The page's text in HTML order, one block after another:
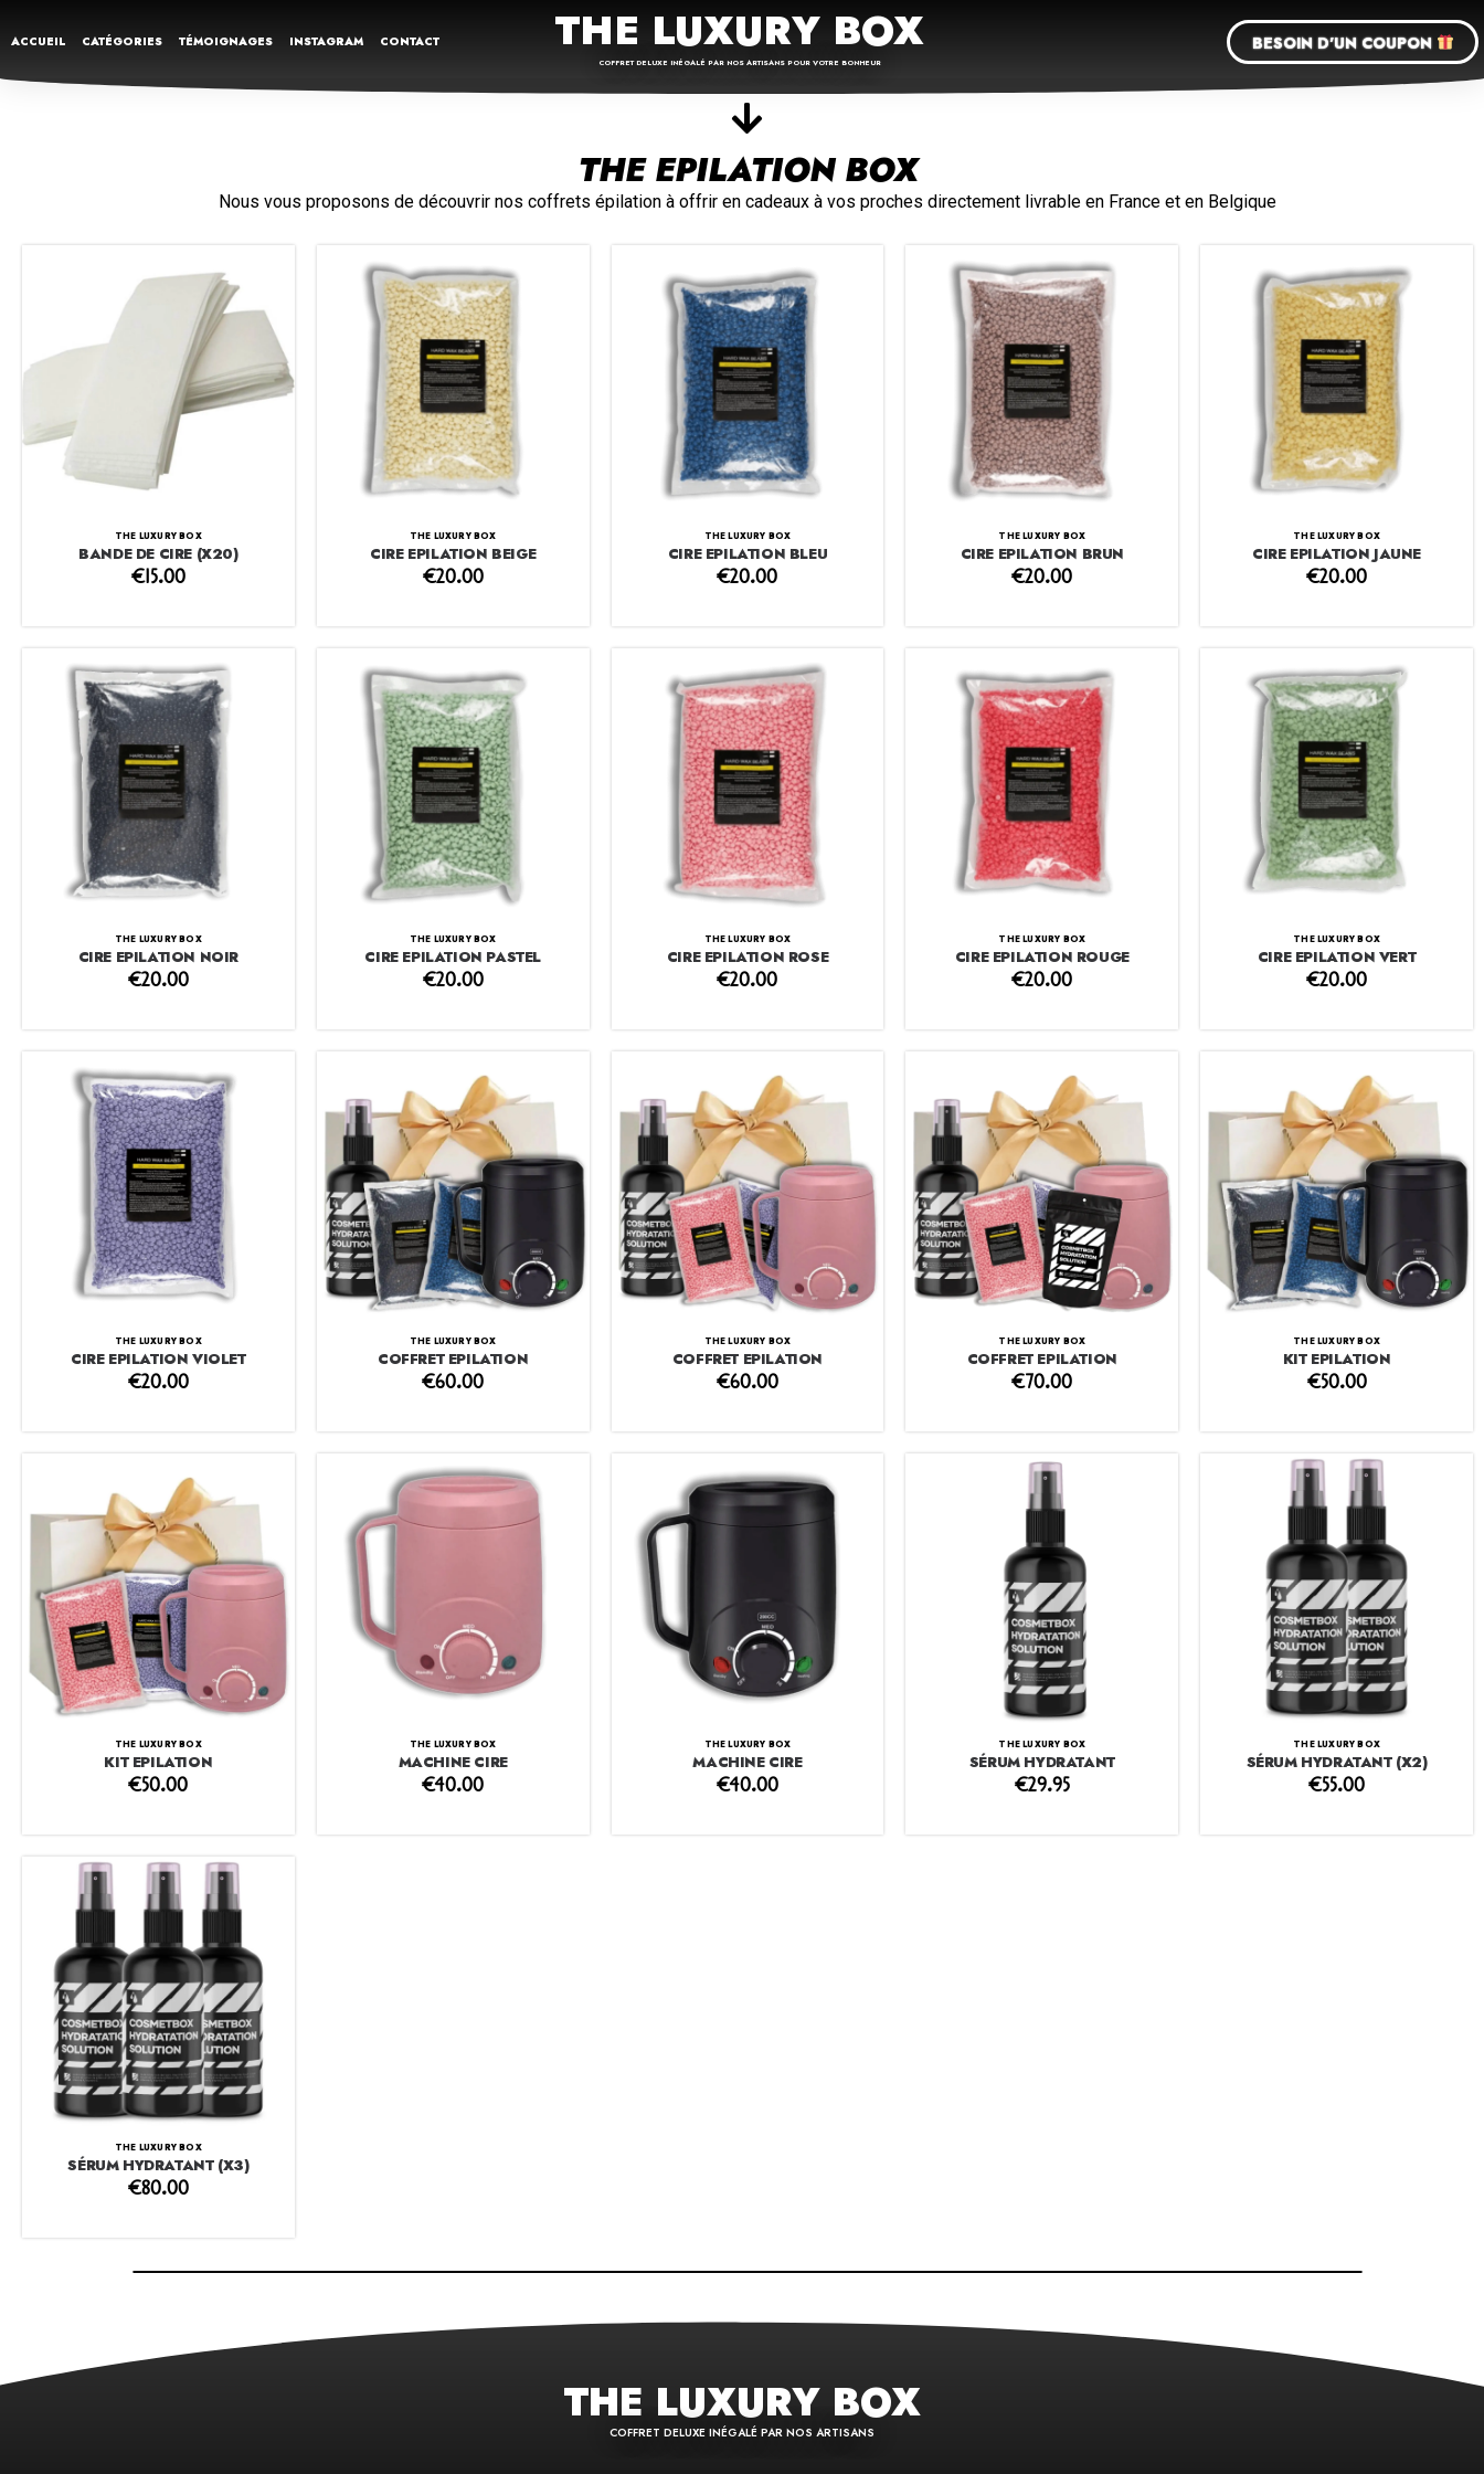
ACCUEIL CATÉGORIES TÉMOIGNAGES INSTAGRAM CONTACT THE LUXURY BOX
COFFRET DELUXE INÉGALÉ PAR NOS ARTISANS POUR VOTRE BONHEUR
BESOIN D'UN COUPON
THE EPILATION BOX
Nous vous proposons de découvrir nos coffrets épilation à offrir en cadeaux à vos proches directement livrable en France et en Belgique
THE LUXURY BOX
BANDE DE CIRE (X20)
€15.00
THE LUXURY BOX
CIRE EPILATION BEIGE
€20.00
THE LUXURY BOX
CIRE EPILATION BLEU
€20.00
THE LUXURY BOX
CIRE EPILATION BRUN
€20.00
THE LUXURY BOX
CIRE EPILATION JAUNE
€20.00
THE LUXURY BOX
CIRE EPILATION NOIR
€20.00
THE LUXURY BOX
CIRE EPILATION PASTEL
€20.00
THE LUXURY BOX
CIRE EPILATION ROSE
€20.00
THE LUXURY BOX
CIRE EPILATION ROUGE
€20.00
THE LUXURY BOX
CIRE EPILATION VERT
€20.00
THE LUXURY BOX
CIRE EPILATION VIOLET
€20.00
THE LUXURY BOX
COFFRET EPILATION
€60.00
THE LUXURY BOX
COFFRET EPILATION
€60.00
THE LUXURY BOX
COFFRET EPILATION
€70.00
THE LUXURY BOX
KIT EPILATION
€50.00
THE LUXURY BOX
KIT EPILATION
€50.00
THE LUXURY BOX
MACHINE CIRE
€40.00
THE LUXURY BOX
MACHINE CIRE
€40.00
THE LUXURY BOX
SÉRUM HYDRATANT
€29.95
THE LUXURY BOX
SÉRUM HYDRATANT (X2)
€55.00
THE LUXURY BOX
SÉRUM HYDRATANT (X3)
€80.00
THE LUXURY BOX
COFFRET DELUXE INÉGALÉ PAR NOS ARTISANS